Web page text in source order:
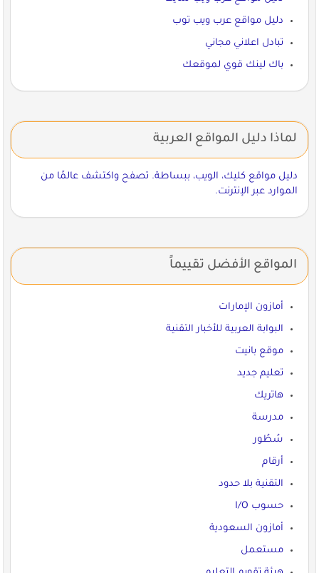
دليل مواقع عرب ويب توب
تبادل اعلاني مجاني
باك لينك قوي لموقعك
لماذا دليل المواقع العربية
دليل مواقع كليك، الويب، ببساطة. تصفح واكتشف عالمًا من
الموارد عبر الإنترنت.
المواقع الأفضل تقييماً
أمازون الإمارات
البوابة العربية للأخبار التقنية
موقع بانيت
تعليم جديد
هاتريك
مدرسة
سُطُور
أرقام
التقنية بلا حدود
حسوب I/O
أمازون السعودية
مستعمل